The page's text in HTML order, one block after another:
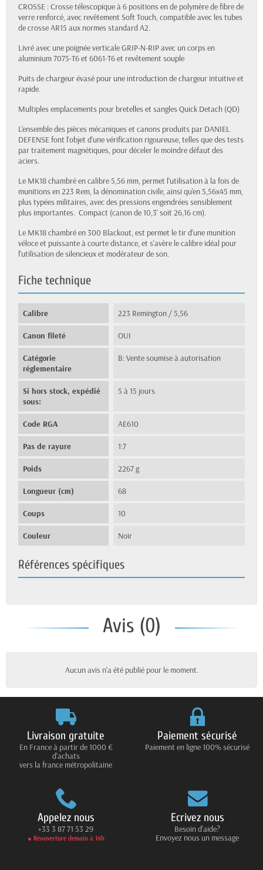
CROSSE : Crosse télescopique à 6 positions en de polymère de fibre de
verre renforcé, avec revêtement Soft Touch, compatible avec les tubes
de crosse AR15 aux normes standard A2.
Livré avec une poignée verticale GRIP-N-RIP avec un corps en
aluminium 7075-T6 et 6061-T6 et revêtement souple
Puits de chargeur évasé pour une introduction de chargeur intuitive et
rapide.
Multiples emplacements pour bretelles et sangles Quick Detach (QD)
L'ensemble des pièces mécaniques et canons produits par DANIEL
DEFENSEfont l'objet d'une vérification rigoureuse, telles que des tests
par traitement magnétiques, pour déceler le moindre défaut des
aciers.
Le MK18 chambré en calibre 5,56 mm, permet l'utilisation à la fois de
munitions en 223 Rem, la dénomination civile, ainsi qu'en 5,56x45 mm,
plus typées militaires, avec des pressions engendrées sensiblement
plus importantes. Compact (canon de 10,3' soit 26,16 cm).
Le MK18 chambré en 300 Blackout, est permet le tir d'une munition
véloce et puissante à courte distance, et s'avère le calibre idéal pour
l'utilisation de silencieux et modérateur de son.
Fiche technique
Calibre 223 Remington / 5,56
Canon fileté OUI
Catégorie
réglementaire
B: Vente soumise à autorisation
Si hors stock, expédié
sous:
5 à 15 jours
Code RGA AE610
Pas de rayure 1:7
Poids 2267 g
Longueur (cm) 68
Coups 10
Couleur Noir
Références spécifiques
Avis (0)
Aucun avis n'a été publié pour le moment.
Livraison gratuite
En France à partir de 1000 €
d'achats
vers la france métropolitaine
Paiement sécurisé
Paiement en ligne 100% sécurisé
Appelez nous
+33 3 87 71 53 29
● Réouverture demain à 14h
Ecrivez nous
Besoin d'aide?
Envoyez nous un message